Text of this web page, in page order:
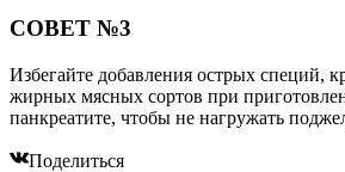
СОВЕТ №3
Избегайте добавления острых специй,
жирных мясных сортов при
панкреатите, чтобы не нагружать
Поделиться